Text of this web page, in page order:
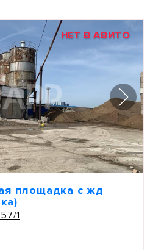
НЕТ В АВИТО
площадка с жд
1